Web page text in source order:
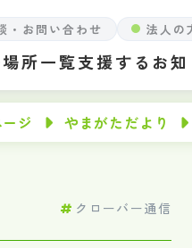
・お問い合わせ 法人の
所一覧支援する お
ジ やまがただより
クローバー通信